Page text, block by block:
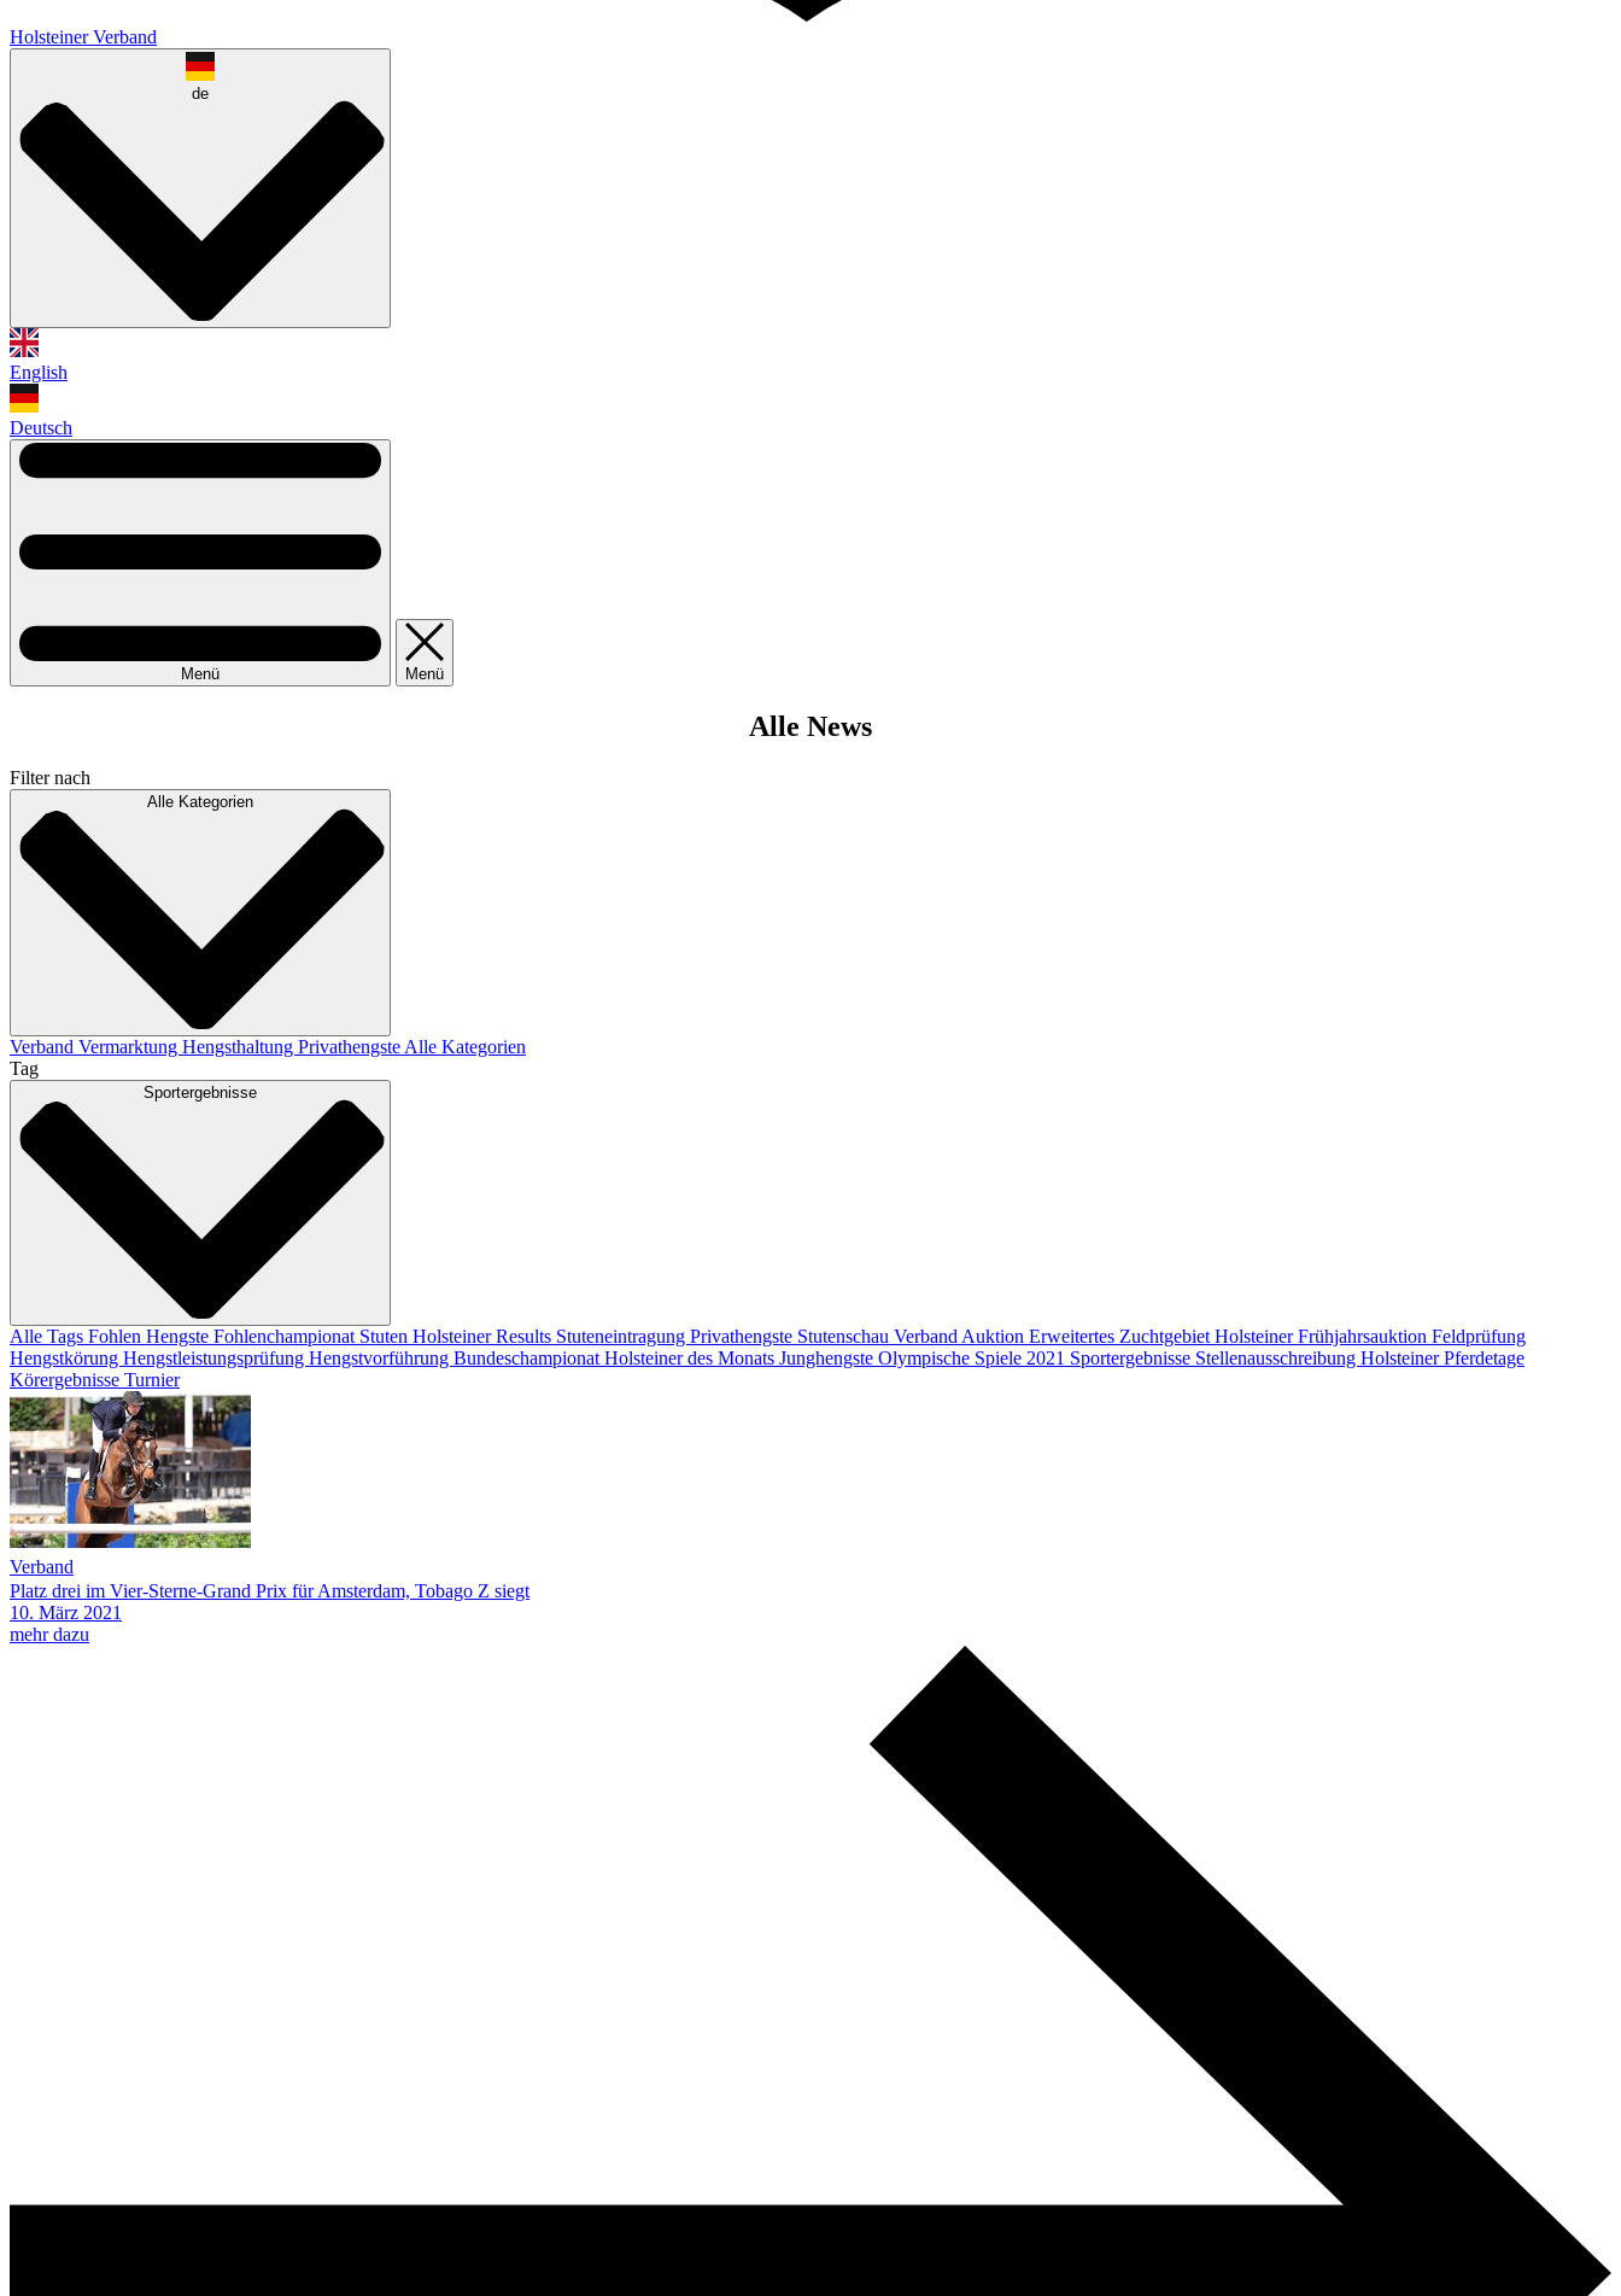
Holsteiner Verband
de
English
Deutsch
Menü Menü
Alle News
Filter nach
Alle Kategorien
Verband Vermarktung Hengsthaltung Privathengste Alle Kategorien
Tag
Sportergebnisse
Alle Tags Fohlen Hengste Fohlenchampionat Stuten Holsteiner Results Stuteneintragung Privathengste Stutenschau Verband Auktion Erweitertes Zuchtgebiet Holsteiner Frühjahrsauktion Feldprüfung
Hengstkörung Hengstleistungsprüfung Hengstvorführung Bundeschampionat Holsteiner des Monats Junghengste Olympische Spiele 2021 Sportergebnisse Stellenausschreibung Holsteiner Pferdetage
Körergebnisse Turnier
Verband
Platz drei im Vier-Sterne-Grand Prix für Amsterdam, Tobago Z siegt
10. März 2021
mehr dazu